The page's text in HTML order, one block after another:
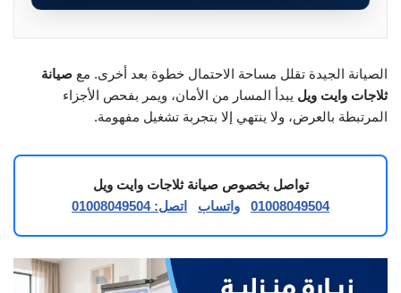
الصيانة الجيدة تقلل مساحة الاحتمال خطوة بعد أخرى. مع صيانة
ثلاجات وايت ويل يبدأ المسار من الأمان، ويمر بفحص الأجزاء
المرتبطة بالعرض، ولا ينتهي إلا بتجربة تشغيل مفهومة.
تواصل بخصوص صيانة ثلاجات وايت ويل
01008049504
واتساب اتصل: 01008049504